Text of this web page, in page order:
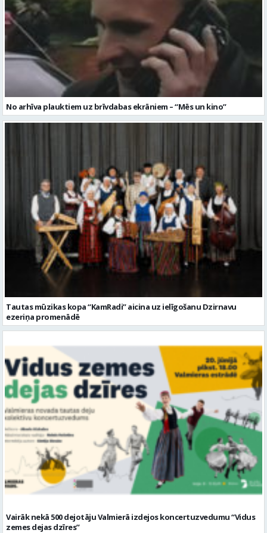
No arhīva plauktiem uz brīvdabas ekrāniem – “Mēs un kino”
Tautas mūzikas kopa “KamRadi” aicina uz ielīgošanu Dzirnavu
ezeriņa promenādē
Vairāk nekā 500 dejotāju Valmierā izdejos koncertuzvedumu “Vidus
zemes dejas dzīres”